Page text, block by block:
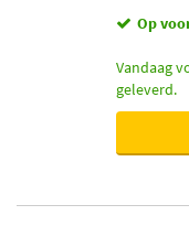
Op
Vandaag
geleverd.